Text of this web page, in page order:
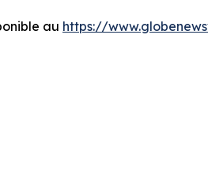
au https://